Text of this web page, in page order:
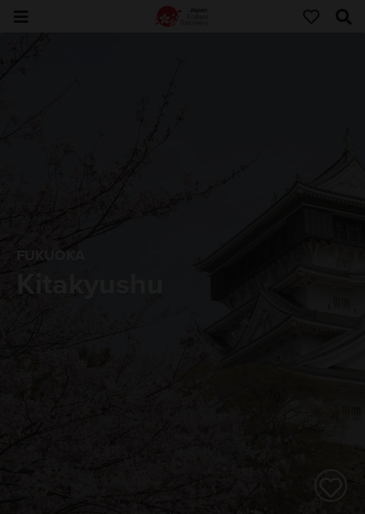
FUKUOKA
Kitakyushu